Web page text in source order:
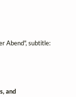
Abend", subtitle:
and